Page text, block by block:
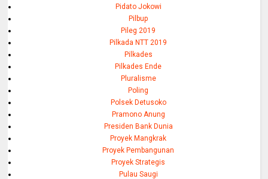
Pidato Jokowi
Pilbup
Pileg 2019
Pilkada NTT 2019
Pilkades
Pilkades Ende
Pluralisme
Poling
Polsek Detusoko
Pramono Anung
Presiden Bank Dunia
Proyek Mangkrak
Proyek Pembangunan
Proyek Strategis
Pulau Saugi